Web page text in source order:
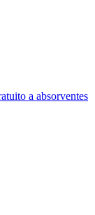
a absorventes